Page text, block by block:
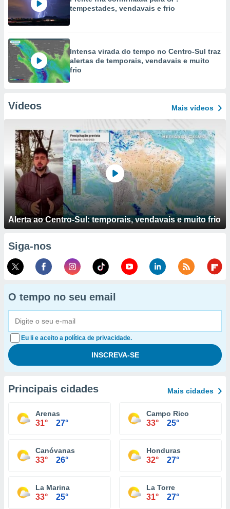
tempestades, vendavais e frio
Intensa virada do tempo no Centro-Sul traz
alertas de temporais, vendavais e muito
frio
Vídeos Mais vídeos
Alerta ao Centro-Sul: temporais, vendavais e muito frio
Siga-nos
O tempo no seu email
Eu li e aceito a política de privacidade.
Principais cidades Mais cidades
Arenas
31° 27°
Campo Rico
33° 25°
Canóvanas
33° 26°
Honduras
32° 27°
La Marina
33° 25°
La Torre
31° 27°